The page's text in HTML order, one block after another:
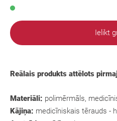
Ielikt
Reālais produkts attēlots
Materiāli: polimērmāls,
Kājiņa: medicīniskais tērauds -